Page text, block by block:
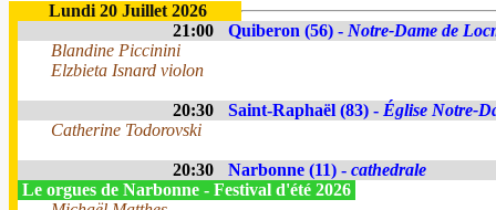
Lundi 20 Juillet 2026
21:00
Quiberon (56) - Notre-Dame de
Blandine Piccinini
Elzbieta Isnard violon
20:30 Saint-Raphaël (83) - Église Notre-
Catherine Todorovski
20:30 Narbonne (11) - cathedrale
Le orgues de Narbonne - Festival d'été 2026